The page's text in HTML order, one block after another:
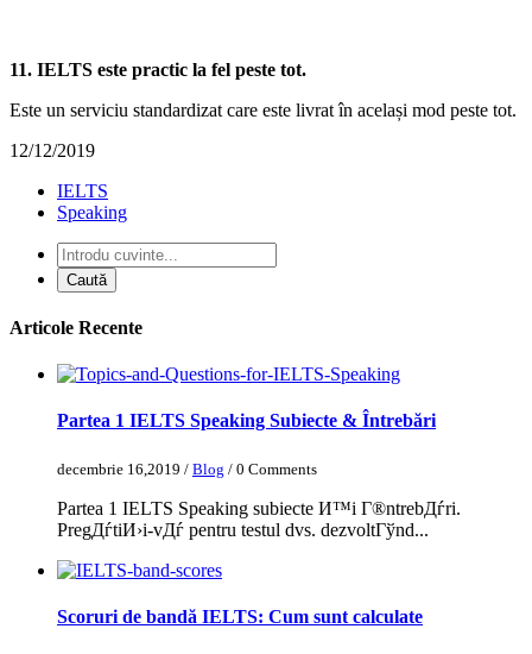
11. IELTS este practic la fel peste tot.
Este un serviciu standardizat care este livrat în același mod peste tot.
12/12/2019
IELTS
Speaking
Articole Recente
Partea 1 IELTS Speaking Subiecte & Întrebări
decembrie 16,2019 / Blog / 0 Comments
Partea 1 IELTS Speaking subiecte И™i Г®ntrebДѓri.
PregДѓtiИ›i-vДѓ pentru testul dvs. dezvoltГўnd...
Scoruri de bandă IELTS: Cum sunt calculate